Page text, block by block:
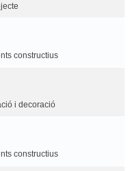
constructius
i decoració
constructius